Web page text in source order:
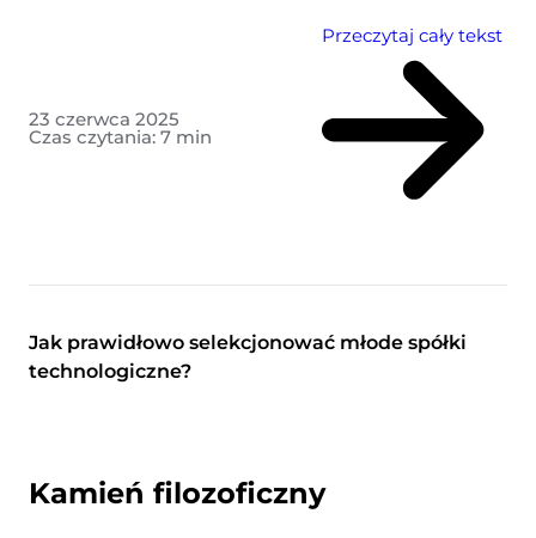
23 czerwca 2025
Czas czytania: 7 min
Przeczytaj cały tekst
Jak prawidłowo selekcjonować młode spółki
technologiczne?
Kamień filozoficzny